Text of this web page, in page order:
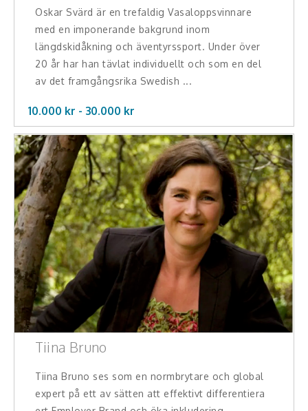
Teamwork, teambuilding, relationer
Vård, omsorg, beroende
Kända personer
Företagsledare
Författare
Idrottare och äventyrare
Kända musiker
Skådespelare
Alla talare
Alla ämnen
Oskar Svärd är en trefaldig Vasaloppsvinnare
med en imponerande bakgrund inom
längdskidåkning och äventyrssport. Under över
20 år har han tävlat individuellt och som en del
av det framgångsrika Swedish ...
10.000 kr - 30.000 kr
Tiina Bruno
Tiina Bruno ses som en normbrytare och global
expert på ett av sätten att effektivt differentiera